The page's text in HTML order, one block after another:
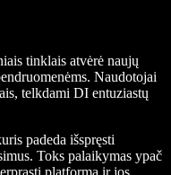
tinklais atvėrė naujų
Naudotojai
telkdami DI entuziastų
padeda išspręsti
Toks palaikymas ypač
platformą ir jos